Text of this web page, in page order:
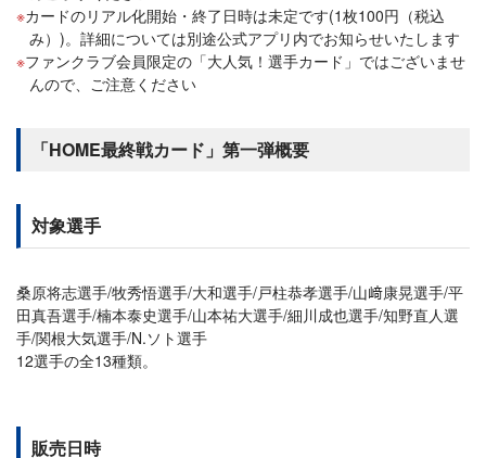
カードのリアル化開始・終了日時は未定です(1枚100円（税込
み）)。詳細については別途公式アプリ内でお知らせいたします
ファンクラブ会員限定の「大人気！選手カード」ではございませ
んので、ご注意ください
「HOME最終戦カード」第一弾概要
対象選手
桑原将志選手/牧秀悟選手/大和選手/戸柱恭孝選手/山﨑康晃選手/平
田真吾選手/楠本泰史選手/山本祐大選手/細川成也選手/知野直人選
手/関根大気選手/N.ソト選手
12選手の全13種類。
販売日時